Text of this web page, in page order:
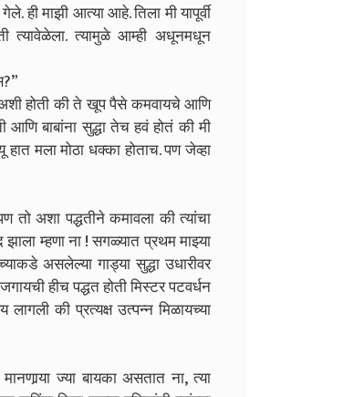
ही माझी आत्या आहे. तिला मी यापूर्वी
त्यावेळेला. त्यामुळे आम्ही अधूनमधून
अशी होती की ते खूप पैसे कमवायचे आणि
बाबांना सुद्धा तेच हवं होतं की मी
हात मला मोठा धक्का होताच. पण जेव्हा
तो अशा पद्धतीने कमावला की त्यांचा
म्हणा ना ! सगळ्यात प्रथम माझ्या
असलेल्या गाड्या सुद्धा उधारीवर
हीच पद्धत होती मिस्टर पटवर्धन
की प्रत्यक्ष उत्पन्न मिळायच्या
ज्या बायका असतात ना, त्या